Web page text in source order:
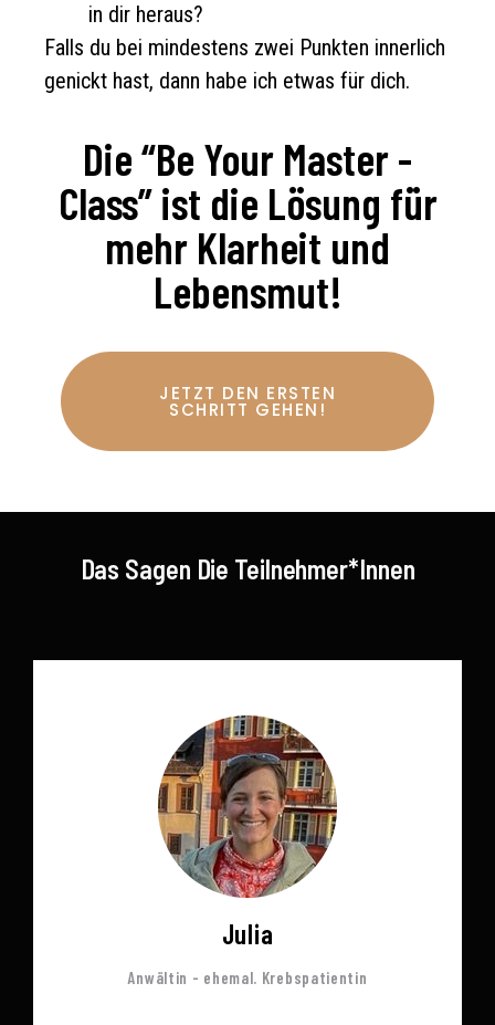
in dir heraus?
Falls du bei mindestens zwei Punkten innerlich
genickt hast, dann habe ich etwas für dich.
Die “Be Your Master -
Class” ist die Lösung für
mehr Klarheit und
Lebensmut!
JETZT DEN ERSTEN
SCHRITT GEHEN!
Das Sagen Die Teilnehmer*innen
Julia
Anwältin - ehemal. Krebspatientin